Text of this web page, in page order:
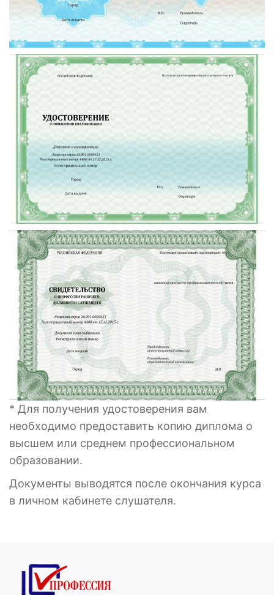
* Для получения удостоверения вам
необходимо предоставить копию диплома о
высшем или среднем профессиональном
образовании.
Документы выводятся после окончания курса
в личном кабинете слушателя.